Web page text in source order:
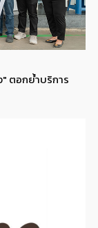
ตอกย้ำบริการ